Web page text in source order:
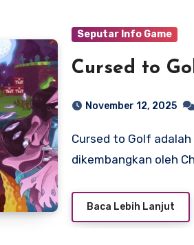
Seputar Info Game
Cursed to
November 12, 2025
Cursed to Golf adalah gim video roguelike tahun 2022 yang
dikembangkan oleh
Baca Lebih Lanjut